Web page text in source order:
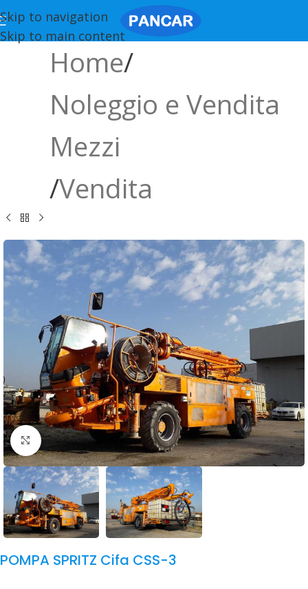
Skip to navigation
Skip to main content
Home/
Noleggio e Vendita
Mezzi
/Vendita
Click to enlarge
POMPA SPRITZ Cifa CSS-3